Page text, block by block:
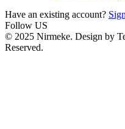
Have an existing account?
Follow US
© 2025 Nirmeke. Design by
Reserved.